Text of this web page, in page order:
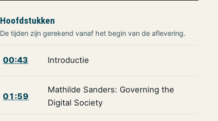
Hoofdstukken
De tijden zijn gerekend vanaf het begin van de aflevering.
00:43 Introductie
01:59
Mathilde Sanders: Governing the
Digital Society